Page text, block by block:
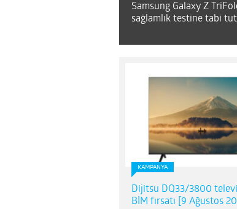
Samsung Galaxy Z
sağlamlık testine tabi
KAMPANYA
Dijitsu DQ33/3800
BİM fırsatı [9 Ağustos